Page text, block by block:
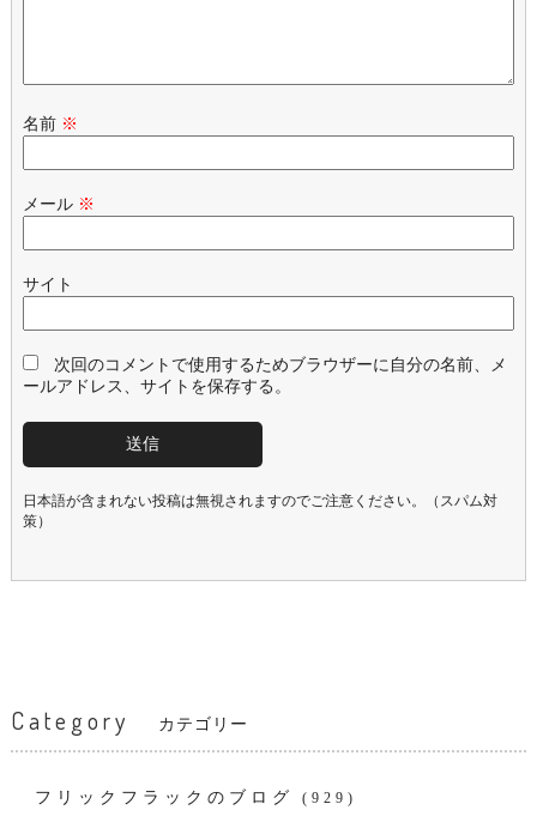
名前 ※
メール ※
サイト
次回のコメントで使用するためブラウザーに自分の名前、メ
ールアドレス、サイトを保存する。
日本語が含まれない投稿は無視されますのでご注意ください。（スパム対
策）
Category カテゴリー
フリックフラックのブログ (929)